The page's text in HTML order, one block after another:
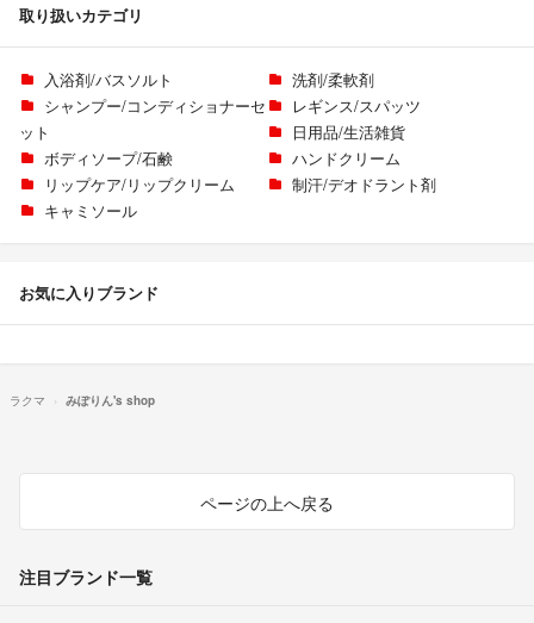
取り扱いカテゴリ
入浴剤/バスソルト
洗剤/柔軟剤
シャンプー/コンディショナーセ
ット
レギンス/スパッツ
日用品/生活雑貨
ボディソープ/石鹸
ハンドクリーム
リップケア/リップクリーム
制汗/デオドラント剤
キャミソール
お気に入りブランド
ラクマ みぽりん's shop
ページの上へ戻る
注目ブランド一覧